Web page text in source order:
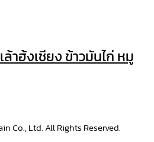
าฮ้งเชียง ข้าวมันไก่ หมู
Co., Ltd. All Rights Reserved.